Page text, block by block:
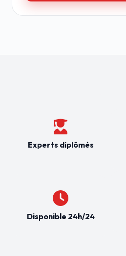
Experts diplômés
Disponible 24h/24